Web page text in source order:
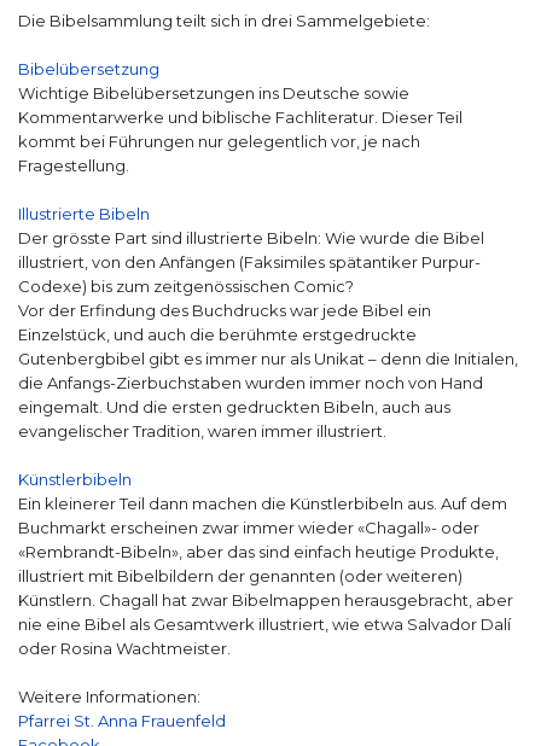
Die Bibelsammlung teilt sich in drei Sammelgebiete:
Bibelübersetzung
Wichtige Bibelübersetzungen ins Deutsche sowie
Kommentarwerke und biblische Fachliteratur. Dieser Teil
kommt bei Führungen nur gelegentlich vor, je nach
Fragestellung.
Illustrierte Bibeln
Der grösste Part sind illustrierte Bibeln: Wie wurde die Bibel
illustriert, von den Anfängen (Faksimiles spätantiker Purpur-
Codexe) bis zum zeitgenössischen Comic?
Vor der Erfindung des Buchdrucks war jede Bibel ein
Einzelstück, und auch die berühmte erstgedruckte
Gutenbergbibel gibt es immer nur als Unikat – denn die Initialen,
die Anfangs-Zierbuchstaben wurden immer noch von Hand
eingemalt. Und die ersten gedruckten Bibeln, auch aus
evangelischer Tradition, waren immer illustriert.
Künstlerbibeln
Ein kleinerer Teil dann machen die Künstlerbibeln aus. Auf dem
Buchmarkt erscheinen zwar immer wieder «Chagall»- oder
«Rembrandt-Bibeln», aber das sind einfach heutige Produkte,
illustriert mit Bibelbildern der genannten (oder weiteren)
Künstlern. Chagall hat zwar Bibelmappen herausgebracht, aber
nie eine Bibel als Gesamtwerk illustriert, wie etwa Salvador Dalí
oder Rosina Wachtmeister.
Weitere Informationen:
Pfarrei St. Anna Frauenfeld